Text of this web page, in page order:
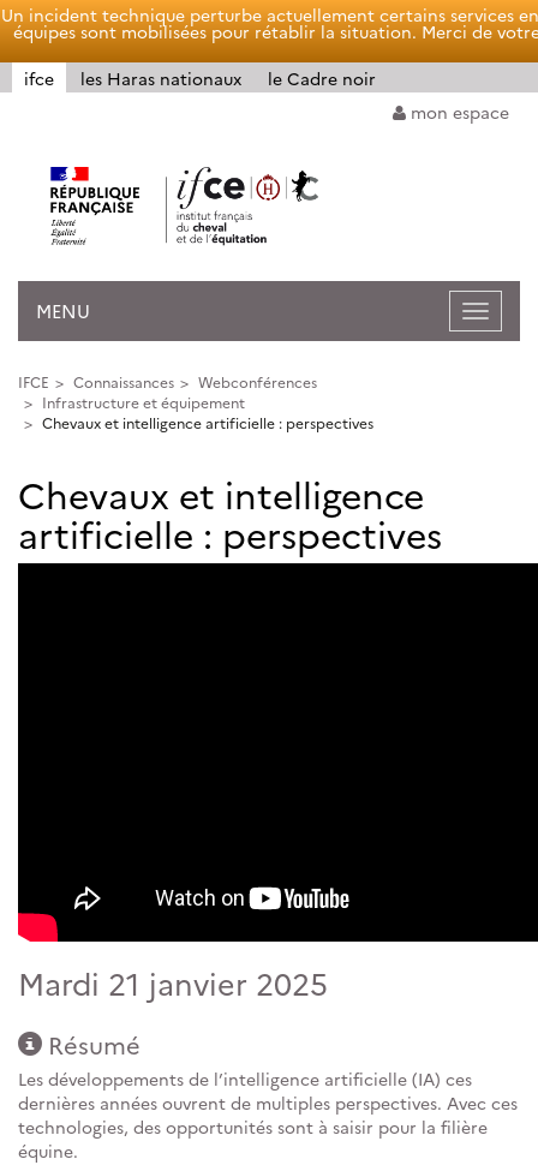
Un incident technique perturbe actuellement certains services en
équipes sont mobilisées pour rétablir la situation. Merci de
ifce
les Haras nationaux
le Cadre noir
mon espace
Ouvrir
la
MENU
IFCE Connaissances
Webconférences
Infrastructure et équipement
Chevaux et intelligence artificielle : perspectives
Chevaux et intelligence
artificielle : perspectives
Mardi 21 janvier 2025
Résumé
Les développements de l’intelligence artificielle (IA) ces
dernières années ouvrent de multiples perspectives. Avec ces
technologies, des opportunités sont à saisir pour la filière
équine.
Panneau de gestion des cookies